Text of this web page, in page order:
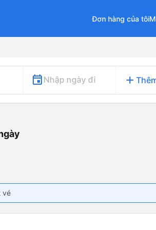
Đơn hàng của tôi
Nhập ngày đi add
vé